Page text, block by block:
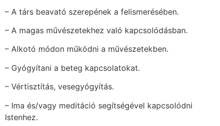
– A társ beavató szerepének a felismerésében.
– A magas művészetekhez való kapcsolódásban.
– Alkotó módon működni a művészetekben.
– Gyógyítani a beteg kapcsolatokat.
– Vértisztítás, vesegyógyítás.
– Ima és/vagy meditáció segítségével kapcsolódni
Istenhez.